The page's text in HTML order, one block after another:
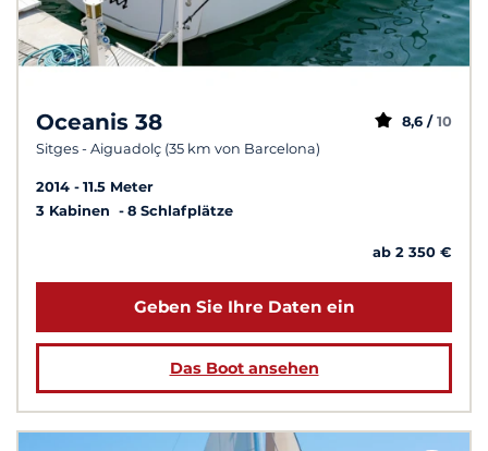
Oceanis 38
Sitges - Aiguadolç (35 km von Barcelona)
8,6 / 10
2014
11.5 Meter
3 Kabinen
8 Schlafplätze
ab 2 350 €
Geben Sie Ihre Daten ein
Das Boot ansehen